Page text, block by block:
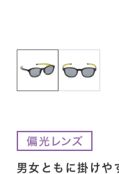
男女ともに掛けや